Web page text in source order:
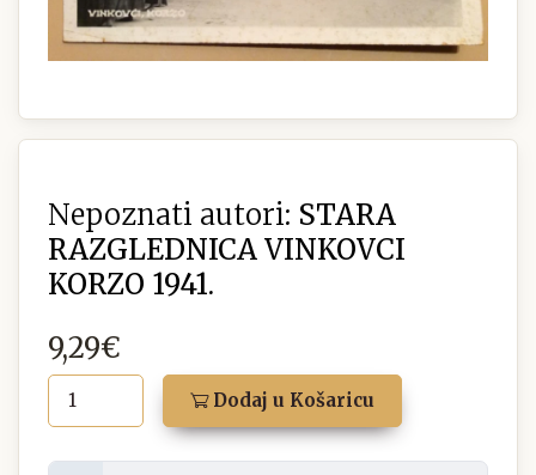
Nepoznati autori: STARA
RAZGLEDNICA VINKOVCI
KORZO 1941.
9,29€
Dodaj u Košaricu